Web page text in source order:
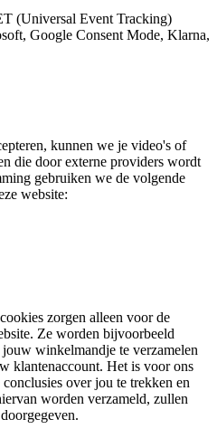
(Universal Event Tracking)
Google Consent Mode, Klarna,
kunnen we je video's of
die door externe providers wordt
gebruiken we de volgende
website:
zorgen alleen voor de
Ze worden bijvoorbeeld
winkelmandje te verzamelen
klantenaccount. Het is voor ons
over jou te trekken en
worden verzameld, zullen